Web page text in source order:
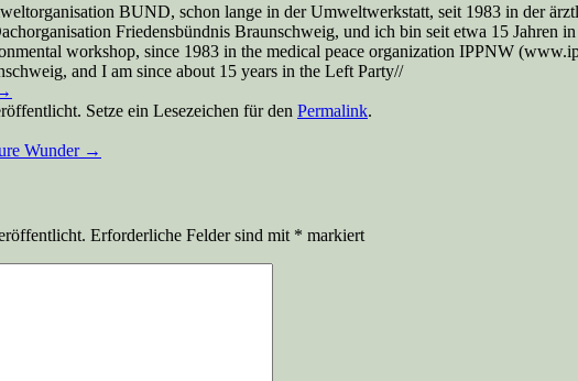
BUND, schon lange in der Umweltwerkstatt, seit 1983 in der
Friedensbündnis Braunschweig, und ich bin seit etwa 15
workshop, since 1983 in the medical peace organization IPPNW
and I am since about 15 years in the Left Party//
Setze ein Lesezeichen für den Permalink.
Wunder →
Erforderliche Felder sind mit * markiert